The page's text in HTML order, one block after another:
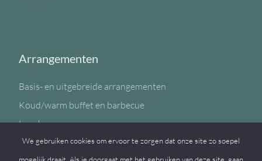
Arrangementen
Basis- en uitgebreide arrangementen
Koud/warm buffet en barbecue
Lunch
Sportzaal
We gebruiken cookies om ervoor te zorgen dat onze site zo soepel